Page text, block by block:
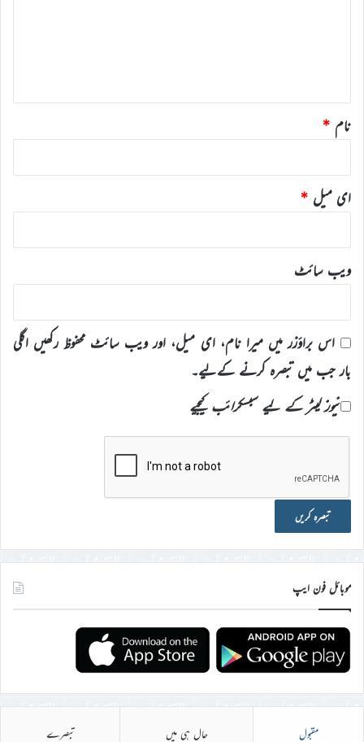
نام *
ای میل *
ویب‌ سائٹ
اس براؤزر میں میرا نام، ای میل، اور ویب سائٹ محفوظ رکھیں اگلی
بار جب میں تبصرہ کرنے کےلیے۔
نیوز لیٹر کے لیے سبسکرائب کیجیے
موبائل فون ایپ
مقبول حال ہی میں تبصرے